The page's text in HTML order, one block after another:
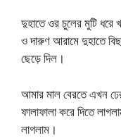
দুহাতে ওর চুলের মুটি ধরে
ও দারুণ আরামে দুহাতে
ছেড়ে দিল।
আমার মাল বেরতে এখন
ফালাফালা করে দিতে
লাগলাম।